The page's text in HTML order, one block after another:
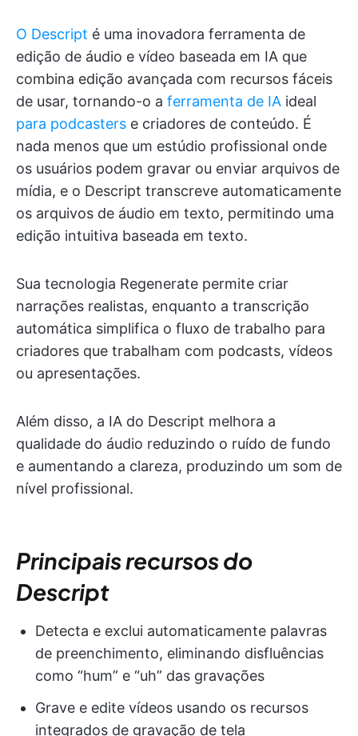
O Descript é uma inovadora ferramenta de
edição de áudio e vídeo baseada em IA que
combina edição avançada com recursos fáceis
de usar, tornando-o a ferramenta de IA ideal
para podcasters e criadores de conteúdo. É
nada menos que um estúdio profissional onde
os usuários podem gravar ou enviar arquivos de
mídia, e o Descript transcreve automaticamente
os arquivos de áudio em texto, permitindo uma
edição intuitiva baseada em texto.
Sua tecnologia Regenerate permite criar
narrações realistas, enquanto a transcrição
automática simplifica o fluxo de trabalho para
criadores que trabalham com podcasts, vídeos
ou apresentações.
Além disso, a IA do Descript melhora a
qualidade do áudio reduzindo o ruído de fundo
e aumentando a clareza, produzindo um som de
nível profissional.
Principais recursos do
Descript
Detecta e exclui automaticamente palavras
de preenchimento, eliminando disfluências
como “hum” e “uh” das gravações
Grave e edite vídeos usando os recursos
integrados de gravação de tela